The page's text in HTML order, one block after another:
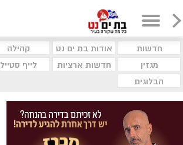
חדשות אודות בת ים נט קהילה
מגזין
חדשות ארציות לייף סטייל
הבלוגים